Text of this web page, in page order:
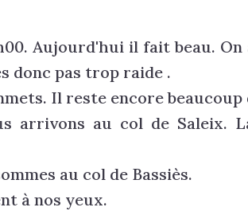
Aujourd'hui il fait beau. On
donc pas trop raide .
Il reste encore beaucoup
arrivons au col de Saleix.
au col de Bassiès.
à nos yeux.